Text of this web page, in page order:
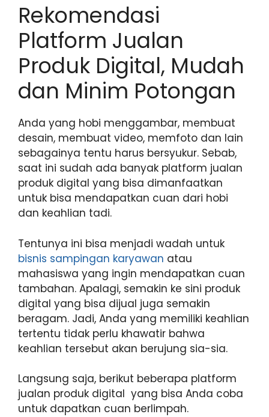
Rekomendasi
Platform Jualan
Produk Digital, Mudah
dan Minim Potongan
Anda yang hobi menggambar, membuat
desain, membuat video, memfoto dan lain
sebagainya tentu harus bersyukur. Sebab,
saat ini sudah ada banyak platform jualan
produk digital yang bisa dimanfaatkan
untuk bisa mendapatkan cuan dari hobi
dan keahlian tadi.
Tentunya ini bisa menjadi wadah untuk
bisnis sampingan karyawan atau
mahasiswa yang ingin mendapatkan cuan
tambahan. Apalagi, semakin ke sini produk
digital yang bisa dijual juga semakin
beragam. Jadi, Anda yang memiliki keahlian
tertentu tidak perlu khawatir bahwa
keahlian tersebut akan berujung sia-sia.
Langsung saja, berikut beberapa platform
jualan produk digital yang bisa Anda coba
untuk dapatkan cuan berlimpah.